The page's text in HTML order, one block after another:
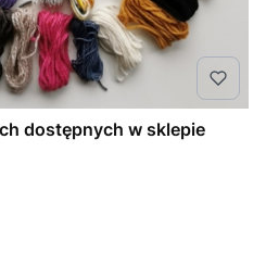
dostępnych w sklepie